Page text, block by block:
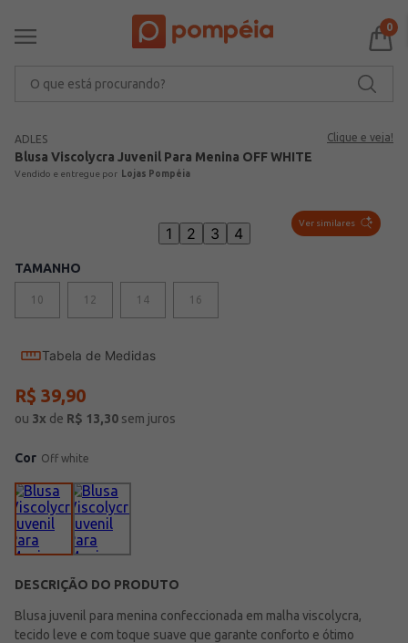
0
ADLES Clique e veja!
Blusa Viscolycra Juvenil Para Menina OFF WHITE
Lojas Pompéia
Ver similares
1 2 3 4
TAMANHO
10 12 14 16
Tabela de Medidas
R$ 39,90
ou 3x de R$ 13,30 sem juros
Cor Off white
DESCRIÇÃO DO PRODUTO
Blusa juvenil para menina confeccionada em malha viscolycra,
tecido leve e com toque suave que garante conforto e ótimo